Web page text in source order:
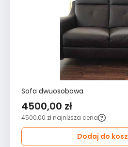
Sofa dwuosobowa
4500,00 zł
4500,00 zł najniższa cena
Dodaj do